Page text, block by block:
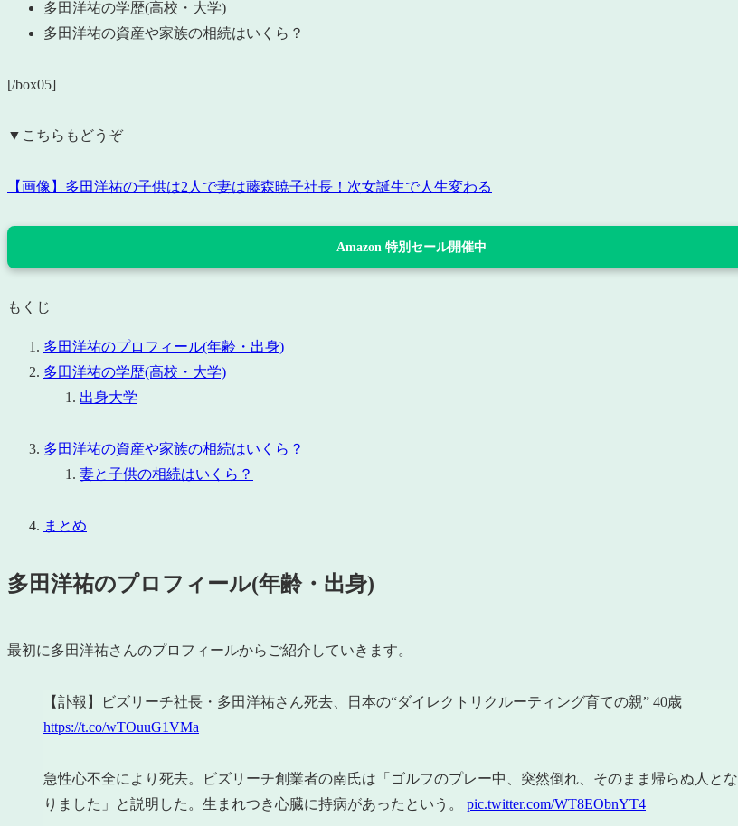
多田洋祐の学歴(高校・大学)
多田洋祐の資産や家族の相続はいくら？
[/box05]
▼こちらもどうぞ
【画像】多田洋祐の子供は2人で妻は藤森暁子社長！次女誕生で人生変わる
Amazon 特別セール開催中
もくじ
多田洋祐のプロフィール(年齢・出身)
多田洋祐の学歴(高校・大学)
出身大学
多田洋祐の資産や家族の相続はいくら？
妻と子供の相続はいくら？
まとめ
多田洋祐のプロフィール(年齢・出身)
最初に多田洋祐さんのプロフィールからご紹介していきます。
【訃報】ビズリーチ社長・多田洋祐さん死去、日本の“ダイレクトリクルーティング育ての親” 40歳
https://t.co/wTOuuG1VMa
急性心不全により死去。ビズリーチ創業者の南氏は「ゴルフのプレー中、突然倒れ、そのまま帰らぬ人とな
りました」と説明した。生まれつき心臓に持病があったという。 pic.twitter.com/WT8EObnYT4